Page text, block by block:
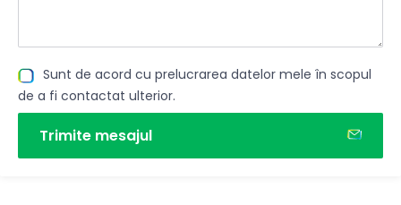
Sunt de acord cu prelucrarea datelor mele în scopul
de a fi contactat ulterior.
Trimite mesajul